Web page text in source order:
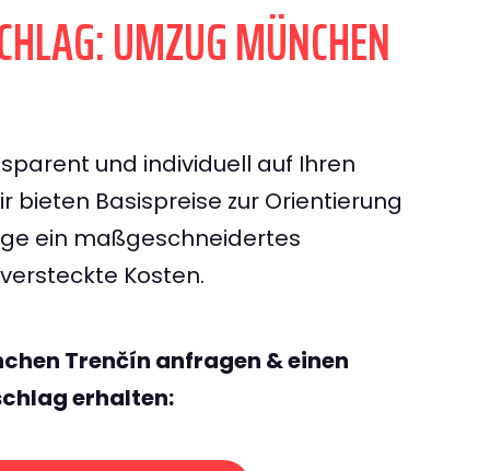
UMZUG MÜNCHEN
und individuell auf Ihren
bieten Basispreise zur Orientierung
ein maßgeschneidertes
Kosten.
Trenčín anfragen & einen
erhalten: